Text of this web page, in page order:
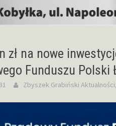
zł na nowe
Funduszu Polski
Zbyszek Grabiński Aktualności,